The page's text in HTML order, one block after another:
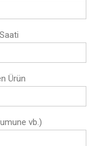
Ürün
vb.)